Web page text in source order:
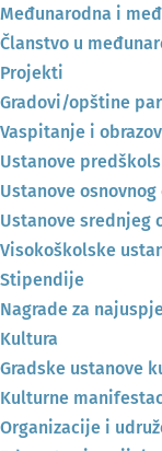
Međunarodna i
Članstvo u
Projekti
Gradovi/opštine
Vaspitanje i
Ustanove
Ustanove
Ustanove srednjeg
Visokoškolske
Stipendije
Nagrade za
Kultura
Gradske ustanove
Kulturne
Organizacije i